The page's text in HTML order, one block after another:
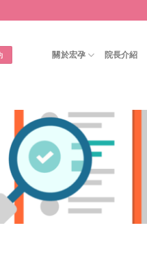
關於宏孕 院長介紹